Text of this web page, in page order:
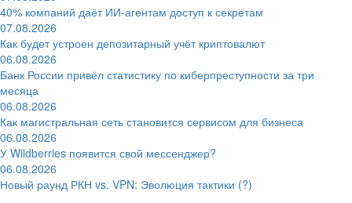
40% компаний даёт ИИ‑агентам доступ к секретам
07.08.2026
Как будет устроен депозитарный учёт криптовалют
06.08.2026
Банк России привёл статистику по киберпреступности за три
месяца
06.08.2026
Как магистральная сеть становится сервисом для бизнеса
06.08.2026
У Wildberries появится свой мессенджер?
06.08.2026
Новый раунд РКН vs. VPN: Эволюция тактики (?)